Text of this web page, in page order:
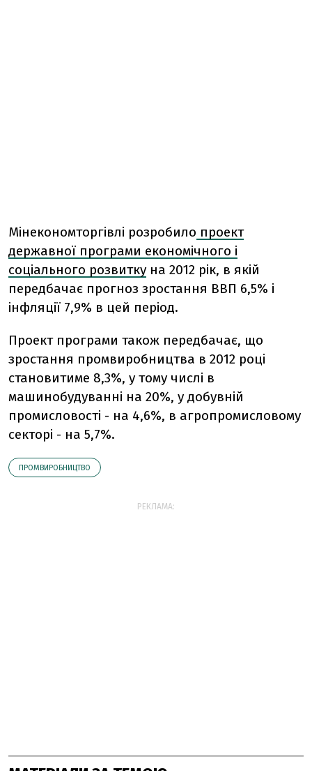
Мінекономторгівлі розробило проект
державної програми економічного і
соціального розвитку на 2012 рік, в якій
передбачає прогноз зростання ВВП 6,5% і
інфляції 7,9% в цей період.
Проект програми також передбачає, що
зростання промвиробництва в 2012 році
становитиме 8,3%, у тому числі в
машинобудуванні на 20%, у добувній
промисловості - на 4,6%, в агропромисловому
секторі - на 5,7%.
ПРОМВИРОБНИЦТВО
РЕКЛАМА: